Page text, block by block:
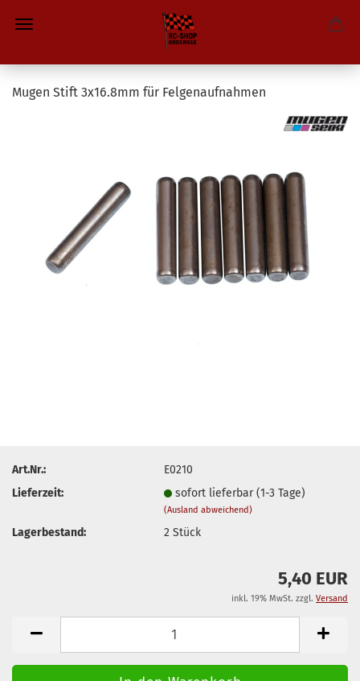
Mugen Stift 3x16.8mm für Felgenaufnahmen
Art.Nr.:
E0210
Lieferzeit:
sofort lieferbar (1-3 Tage)
(Ausland abweichend)
Lagerbestand: 2Stück
5,40 EUR
inkl. 19% MwSt. zzgl. Versand